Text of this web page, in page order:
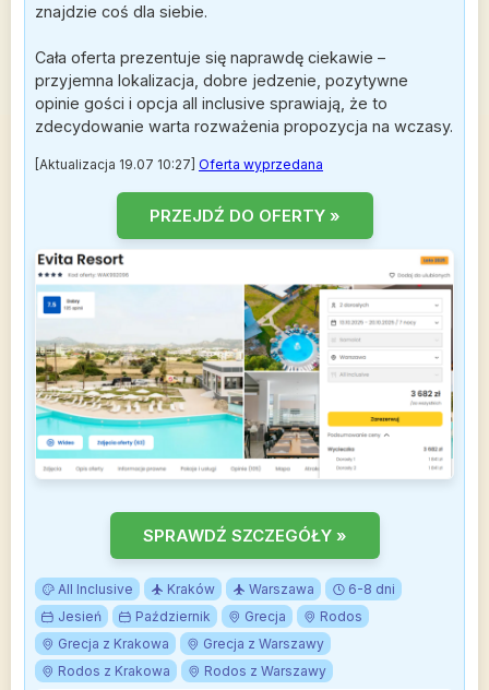
znajdzie coś dla siebie.
Cała oferta prezentuje się naprawdę ciekawie –
przyjemna lokalizacja, dobre jedzenie, pozytywne
opinie gości i opcja all inclusive sprawiają, że to
zdecydowanie warta rozważenia propozycja na wczasy.
[Aktualizacja 19.07 10:27] Oferta wyprzedana
PRZEJDŹ DO OFERTY »
SPRAWDŹ SZCZEGÓŁY »
All Inclusive Kraków Warszawa
6-8 dni
Jesień
Październik Grecja
Rodos
Grecja z Krakowa
Grecja z Warszawy
Rodos z Krakowa
Rodos z Warszawy